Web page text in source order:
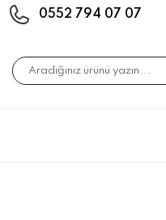
0552 794 07 07